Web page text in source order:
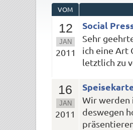
VOM
12
JAN
2011
Social
Sehr
ich eine Art
letztlich zu
16
JAN
2011
Wir werden
deswegen